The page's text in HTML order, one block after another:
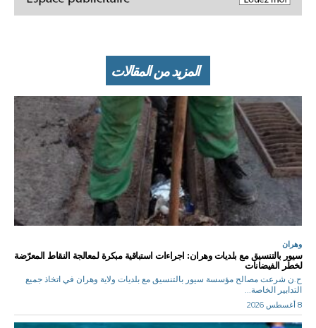
المزيد من المقالات
وهران
سيور بالتنسيق مع بلديات وهران: اجراءات استباقية مبكرة لمعالجة النقاط المعرّضة
لخطر الفيضانات
ح.ن شرعت مصالح مؤسسة سيور بالتنسيق مع بلديات ولاية وهران في اتخاذ جميع
التدابير الخاصة...
8 أغسطس 2026